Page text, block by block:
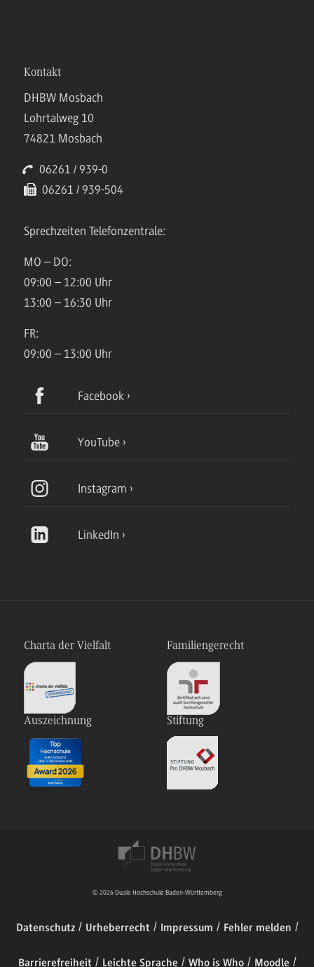
Kontakt
DHBW Mosbach
Lohrtalweg 10
74821 Mosbach
06261 / 939-0
06261 / 939-504
Sprechzeiten Telefonzentrale:
MO – DO:
09:00 – 12:00 Uhr
13:00 – 16:30 Uhr
FR:
09:00 – 13:00 Uhr
Facebook
YouTube
Instagram
LinkedIn
Charta der Vielfalt Familiengerecht
Auszeichnung Stiftung
© 2026 Duale Hochschule Baden-Württemberg
Datenschutz Urheberrecht Impressum Fehler melden
Barrierefreiheit Leichte Sprache Who is Who Moodle